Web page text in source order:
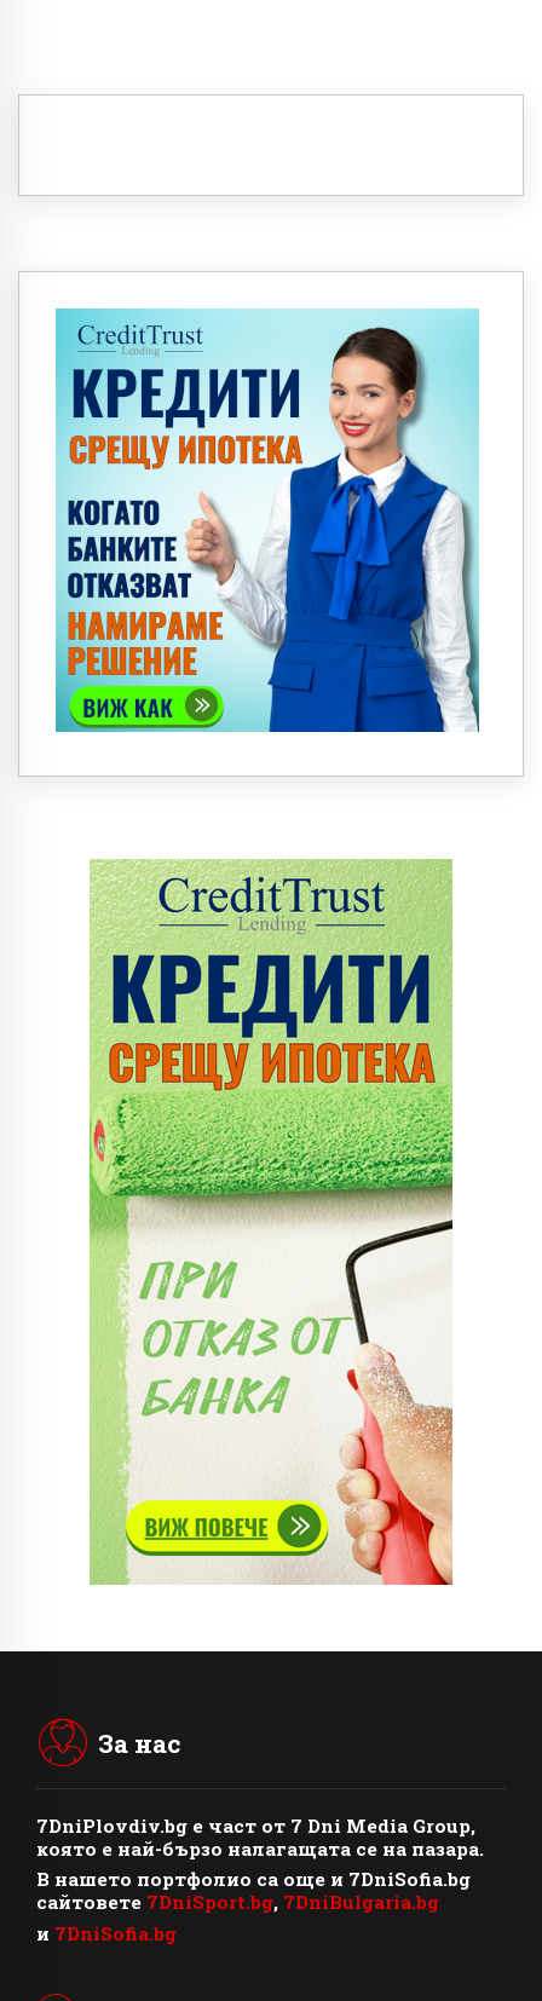
За нас
7DniPlovdiv.bg e част от 7 Dni Media Group,
която е най-бързо налагащата се на пазара.
В нашето портфолио са още и 7DniSofia.bg
сайтовете 7DniSport.bg, 7DniBulgaria.bg
и 7DniSofia.bg